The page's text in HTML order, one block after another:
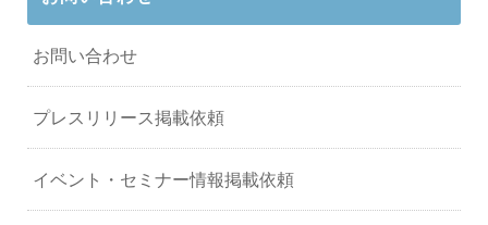
お問い合わせ
プレスリリース掲載依頼
イベント・セミナー情報掲載依頼